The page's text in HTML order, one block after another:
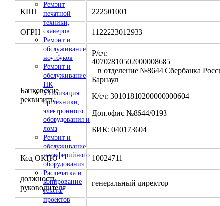
Ремонт
печатной
техники,
сканеров
Ремонт и
обслуживание
ноутбуков
Ремонт и
обслуживание
ПК
Утилизация
оргтехники,
электронного
оборудования и
лома
Ремонт и
обслуживание
периферийного
оборудования
Распечатка и
копирование
текста/
проектов
КПП 222501001
ОГРН 1122223012933
Банковские
реквизиты
Р/сч:
в отделение №8644 Сбербанка
Барнаул
К/сч: 30101810200000000604
Доп.офис №8644/0193
БИК: 040173604
Код ОКПО 10024711
должность
руководителя
генеральный директор